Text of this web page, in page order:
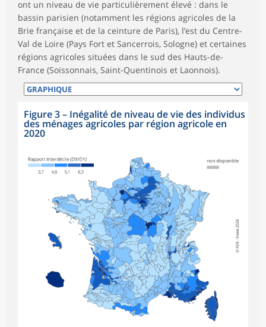
ont un niveau de vie particulièrement élevé : dans le
bassin parisien (notamment les régions agricoles de la
Brie française et de la ceinture de Paris), l’est du Centre-
Val de Loire (Pays Fort et Sancerrois, Sologne) et certaines
régions agricoles situées dans le sud des Hauts-de-
France (Soissonnais, Saint-Quentinois et Laonnois).
Figure 3 – Inégalité de niveau de vie des individus
des ménages agricoles par région agricole en
2020